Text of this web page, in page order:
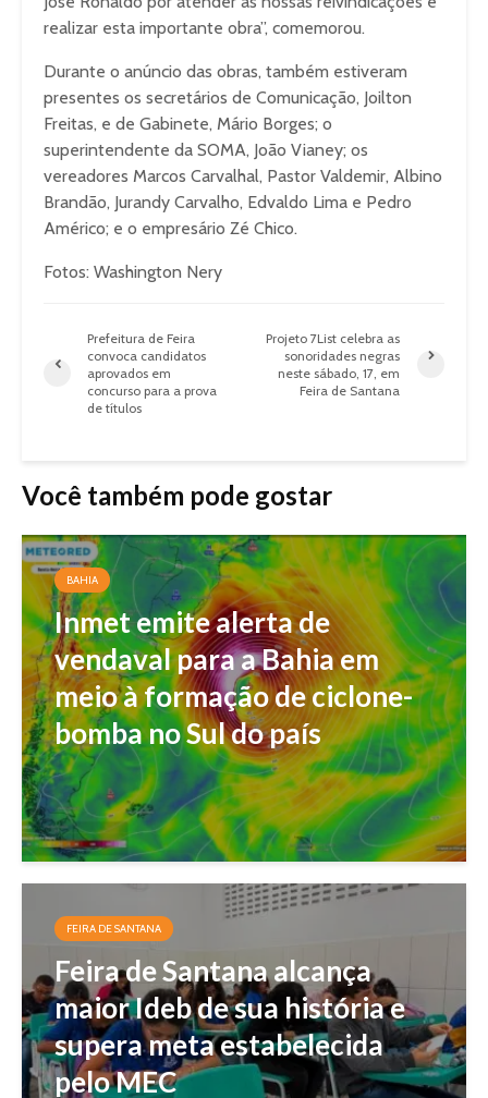
realizar esta importante obra”, comemorou.
Durante o anúncio das obras, também estiveram
presentes os secretários de Comunicação, Joilton
Freitas, e de Gabinete, Mário Borges; o
superintendente da SOMA, João Vianey; os
vereadores Marcos Carvalhal, Pastor Valdemir, Albino
Brandão, Jurandy Carvalho, Edvaldo Lima e Pedro
Américo; e o empresário Zé Chico.
Fotos: Washington Nery
Prefeitura de Feira
convoca candidatos
aprovados em
concurso para a prova
de títulos
Projeto 7List celebra as
sonoridades negras
neste sábado, 17, em
Feira de Santana
Você também pode gostar
BAHIA
Inmet emite alerta de
vendaval para a Bahia em
meio à formação de ciclone-
bomba no Sul do país
FEIRA DE SANTANA
Feira de Santana alcança
maior Ideb de sua história e
supera meta estabelecida
pelo MEC